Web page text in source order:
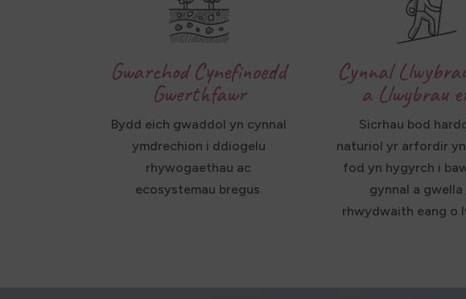
Gwarchod Cynefinoedd
Gwerthfawr
Bydd eich gwaddol yn cynnal
ymdrechion i ddiogelu
rhywogaethau ac
ecosystemau bregus.
Cynnal
a Llwybrau
Sicrhau bod
naturiol yr arfordir
fod yn hygyrch i
gynnal a gwella
rhwydwaith eang o